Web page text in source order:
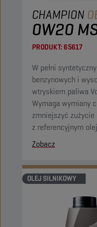
CHAMPION
0W20
PRODUKT: 65617
W pełni
benzynowych i
wtryskiem paliwa
Wymaga wymiany
zmniejszyć zużycie
z referencyjnym
Zobacz
OLEJ SILNIKOWY